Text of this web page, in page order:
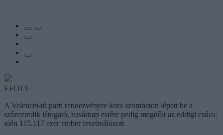
EFOTT
A Velencei-tó parti rendezvényre kora szombaton lépett be a
százezredik látogató, vasárnap estére pedig megdőlt az eddigi csúcs:
idén 115.117 ezer ember fesztiválozott.